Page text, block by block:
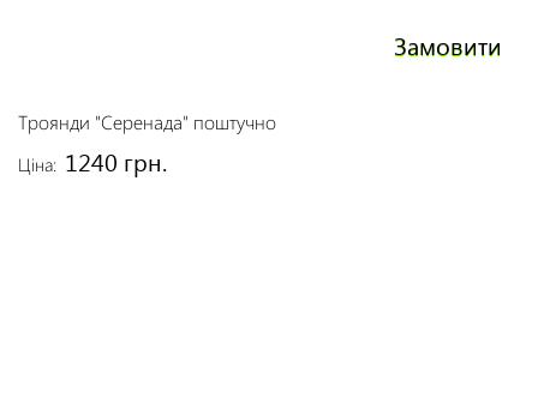
Замовити
Троянди "Серенада" поштучно
Ціна: 1240 грн.